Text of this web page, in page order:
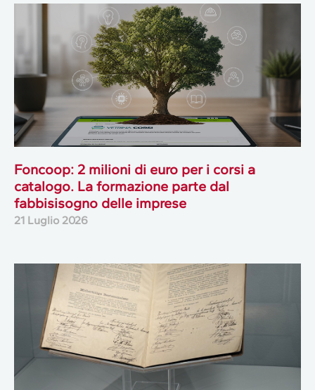
Foncoop: 2 milioni di euro per i corsi a
catalogo. La formazione parte dal
fabbisisogno delle imprese
21 Luglio 2026